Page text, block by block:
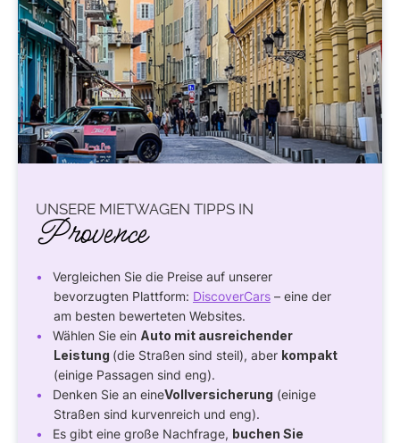
UNSERE MIETWAGEN TIPPS IN
Provence
Vergleichen Sie die Preise auf unserer
bevorzugten Plattform: DiscoverCars – eine der
am besten bewerteten Websites.
Wählen Sie ein Auto mit ausreichender
Leistung (die Straßen sind steil), aber kompakt
(einige Passagen sind eng).
Denken Sie an eineVollversicherung (einige
Straßen sind kurvenreich und eng).
Es gibt eine große Nachfrage, buchen Sie